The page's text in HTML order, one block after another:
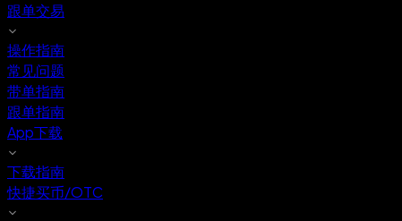
跟单交易
操作指南
常见问题
带单指南
跟单指南
App下载
下载指南
快捷买币/OTC